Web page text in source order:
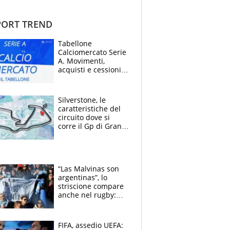
TREND
Tabellone
Calciomercato Serie
A. Movimenti,
acquisti e cessioni:
Silverstone, le
caratteristiche del
circuito dove si
corre il Gp di Gran
“Las Malvinas son
argentinas”, lo
striscione compare
anche nel rugby:
un caso
FIFA, assedio UEFA: